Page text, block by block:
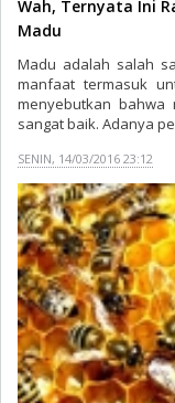
Wah, Ternyata Ini
Madu
Madu adalah salah
manfaat termasuk
menyebutkan bahwa
sangat baik. Adanya
SENIN, 14/03/2016 23:12